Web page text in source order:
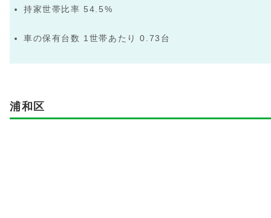
持家世帯比率 54.5%
車の保有台数 1世帯あたり 0.73台
浦和区